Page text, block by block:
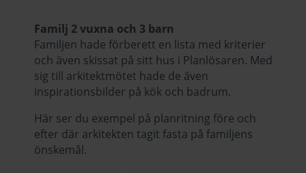
Familj 2 vuxna och 3 barn
Familjen hade förberett en lista med kriterier
och även skissat på sitt hus i Planlösaren. Med
sig till arkitektmötet hade de även
inspirationsbilder på kök och badrum.
Här ser du exempel på planritning före och
efter där arkitekten tagit fasta på familjens
önskemål.